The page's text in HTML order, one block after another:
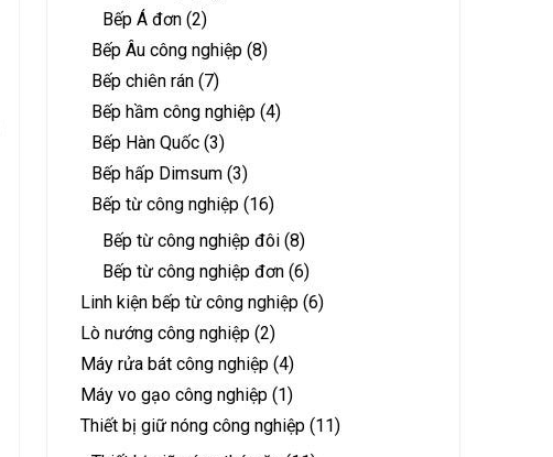
Bếp Á đơn (2)
Bếp Âu công nghiệp (8)
Bếp chiên rán (7)
Bếp hầm công nghiệp (4)
Bếp Hàn Quốc (3)
Bếp hấp Dimsum (3)
Bếp từ công nghiệp (16)
Bếp từ công nghiệp đôi (8)
Bếp từ công nghiệp đơn (6)
Linh kiện bếp từ công nghiệp (6)
Lò nướng công nghiệp (2)
Máy rửa bát công nghiệp (4)
Máy vo gạo công nghiệp (1)
Thiết bị giữ nóng công nghiệp (11)